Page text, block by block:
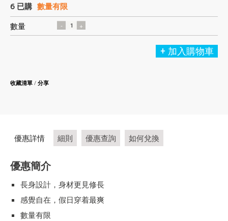
6 已購 數量有限
數量
加入購物車
收藏清單 / 分享
優惠詳情 細則 優惠查詢 如何兌換
優惠簡介
長身設計，身材更見修長
感覺自在，假日穿着最爽
數量有限